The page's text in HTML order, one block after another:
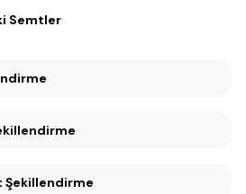
Semtler
Şekillendirme